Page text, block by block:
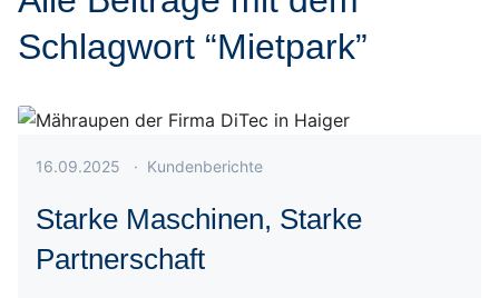
Schlagwort “Mietpark”
Veröffentlicht am 16.09.2025
16.09.2025 · Kundenberichte
Starke Maschinen, Starke
Partnerschaft